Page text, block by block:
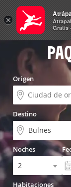
Origen
Destino
Noches
Habitaciones
×
Gratis